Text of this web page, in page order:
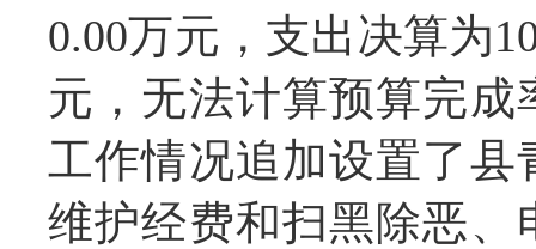
0.00万元，支出决算为
元，无法计算预算完
工作情况追加设置了
维护经费和扫黑除恶